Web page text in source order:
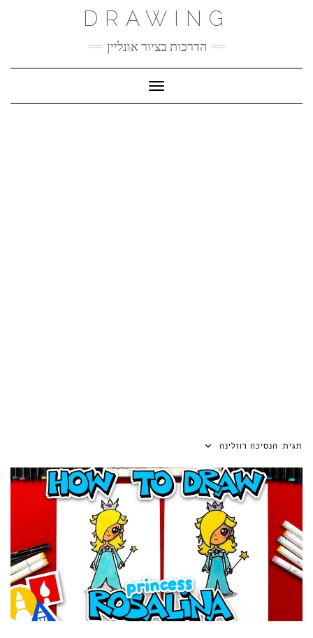
DRAWING
הדרכות בציור אונליין
Toggle Navigation
תגית: הנסיכה רוזלינה